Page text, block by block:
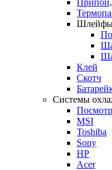
Припой,
Шлейфы
Клей
Скотч
Системы
MSI
Toshiba
Sony
HP
Acer